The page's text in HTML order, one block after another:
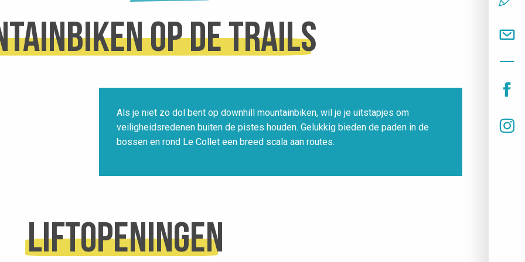
op de trails
Als je niet zo dol bent op downhill mountainbiken, wil je je uitstapjes om
veiligheidsredenen buiten de pistes houden. Gelukkig bieden de paden in de
bossen en rond Le Collet een breed scala aan routes.
Liftopeningen